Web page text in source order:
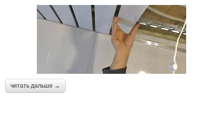
читать дальше →